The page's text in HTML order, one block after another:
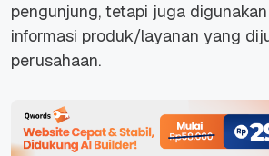
pengunjung, tetapi juga
informasi produk/layanan yang
perusahaan.